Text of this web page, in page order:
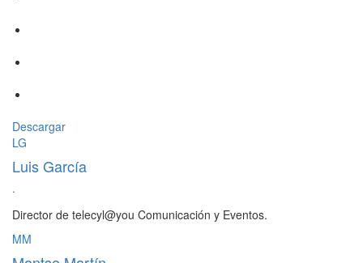
Descargar
LG
Luis García
·
Director de telecyl@you Comunicación y Eventos.
MM